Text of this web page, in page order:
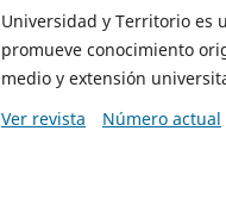
Universidad y Territorio es
promueve conocimiento
medio y extensión
Ver revista
Número actual